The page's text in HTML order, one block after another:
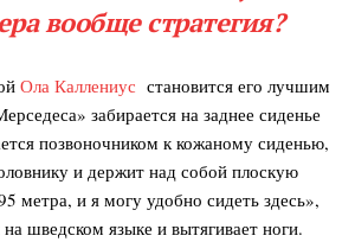
вообще стратегия?
Ола Каллениус становится его лучшим
забирается на заднее сиденье
позвоночником к кожаному сиденью,
и держит над собой плоскую
метра, и я могу удобно сидеть здесь»,
шведском языке и вытягивает ноги.